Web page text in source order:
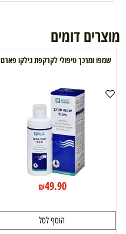
מוצרים דומים
שמפו ומרכך טיפולי לקרקפת גילקו פארם
₪49.90
הוסף לסל